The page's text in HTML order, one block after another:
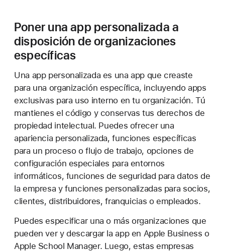
Poner una app personalizada a
disposición de organizaciones
específicas
Una app personalizada es una app que creaste
para una organización específica, incluyendo apps
exclusivas para uso interno en tu organización. Tú
mantienes el código y conservas tus derechos de
propiedad intelectual. Puedes ofrecer una
apariencia personalizada, funciones específicas
para un proceso o flujo de trabajo, opciones de
configuración especiales para entornos
informáticos, funciones de seguridad para datos de
la empresa y funciones personalizadas para socios,
clientes, distribuidores, franquicias o empleados.
Puedes especificar una o más organizaciones que
pueden ver y descargar la app en Apple Business o
Apple School Manager. Luego, estas empresas